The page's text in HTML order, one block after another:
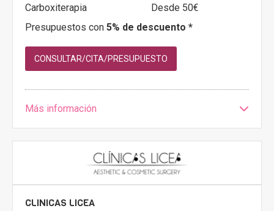
Carboxiterapia
Desde 50€
Presupuestos con 5% de descuento *
CONSULTAR/CITA/PRESUPUESTO
Más información
CLINICAS LICEA